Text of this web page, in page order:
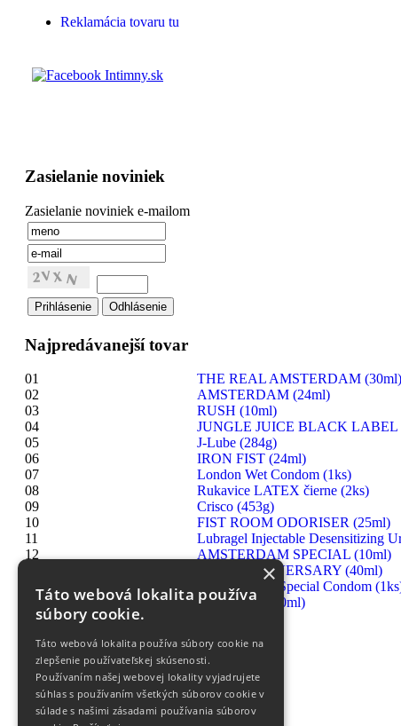
Reklamácia tovaru tu
Zasielanie noviniek
Zasielanie noviniek e-mailom
Najpredávanejší tovar
01
THE REAL AMSTERDAM (30ml)
02
AMSTERDAM (24ml)
03
RUSH (10ml)
04
JUNGLE JUICE BLACK LABEL
05
J-Lube (284g)
06
IRON FIST (24ml)
07
London Wet Condom (1ks)
08
Rukavice LATEX čierne (2ks)
09
Crisco (453g)
10
FIST ROOM ODORISER (25ml)
11
Lubragel Injectable Desensitizing
12
AMSTERDAM SPECIAL (10ml)
RUSH ANNIVERSARY (40ml)
14
London Extra Special Condom
15
HIGHRISE (30ml)
×
Táto webová lokalita používa
súbory cookie.
Táto webová lokalita používa súbory cookie na
zlepšenie používateľskej skúsenosti.
Používaním našej webovej lokality vyjadrujete
súhlas s používaním všetkých súborov cookie v
súlade s našimi zásadami používania súborov